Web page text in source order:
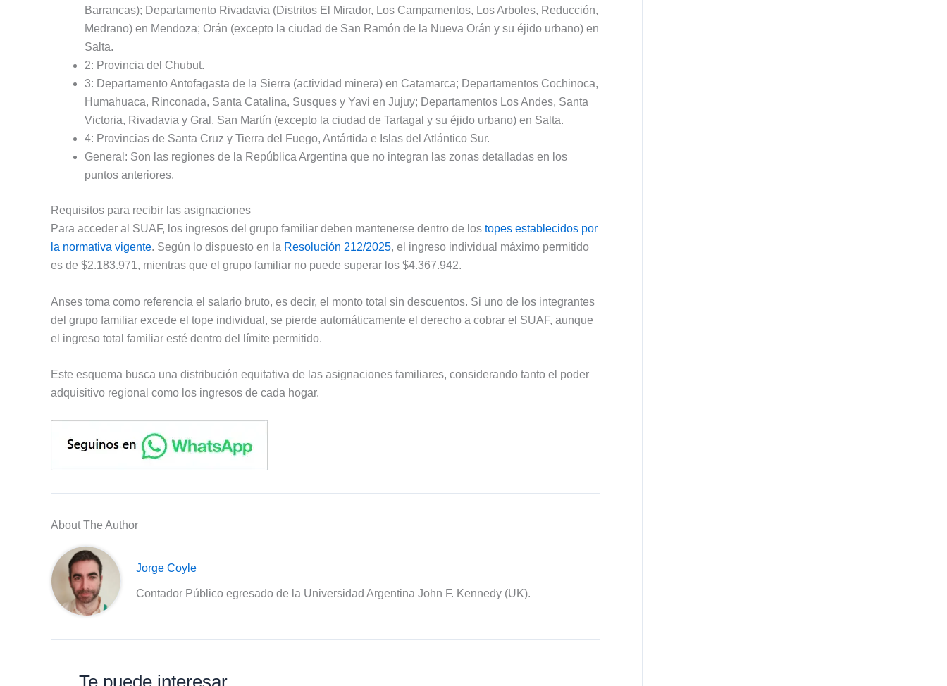
Barrancas); Departamento Rivadavia (Distritos El Mirador, Los Campamentos, Los Arboles, Reducción,
Medrano) en Mendoza; Orán (excepto la ciudad de San Ramón de la Nueva Orán y su éjido urbano) en
Salta.
2: Provincia del Chubut.
3: Departamento Antofagasta de la Sierra (actividad minera) en Catamarca; Departamentos Cochinoca,
Humahuaca, Rinconada, Santa Catalina, Susques y Yavi en Jujuy; Departamentos Los Andes, Santa
Victoria, Rivadavia y Gral. San Martín (excepto la ciudad de Tartagal y su éjido urbano) en Salta.
4: Provincias de Santa Cruz y Tierra del Fuego, Antártida e Islas del Atlántico Sur.
General: Son las regiones de la República Argentina que no integran las zonas detalladas en los
puntos anteriores.
Requisitos para recibir las asignaciones
Para acceder al SUAF, los ingresos del grupo familiar deben mantenerse dentro de los topes establecidos por
la normativa vigente. Según lo dispuesto en la Resolución 212/2025, el ingreso individual máximo permitido
es de $2.183.971, mientras que el grupo familiar no puede superar los $4.367.942.
Anses toma como referencia el salario bruto, es decir, el monto total sin descuentos. Si uno de los integrantes
del grupo familiar excede el tope individual, se pierde automáticamente el derecho a cobrar el SUAF, aunque
el ingreso total familiar esté dentro del límite permitido.
Este esquema busca una distribución equitativa de las asignaciones familiares, considerando tanto el poder
adquisitivo regional como los ingresos de cada hogar.
About The Author
Jorge Coyle
Contador Público egresado de la Universidad Argentina John F. Kennedy (UK).
Te puede interesar